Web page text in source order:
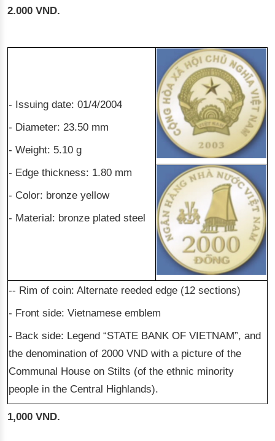
2.000 VND.
- Issuing date: 01/4/2004
- Diameter: 23.50 mm
- Weight: 5.10 g
- Edge thickness: 1.80 mm
- Color: bronze yellow
- Material: bronze plated steel
-- Rim of coin: Alternate reeded edge (12 sections)
- Front side: Vietnamese emblem
- Back side: Legend “STATE BANK OF VIETNAM”, and
the denomination of 2000 VND with a picture of the
Communal House on Stilts (of the ethnic minority
people in the Central Highlands).
1,000 VND.